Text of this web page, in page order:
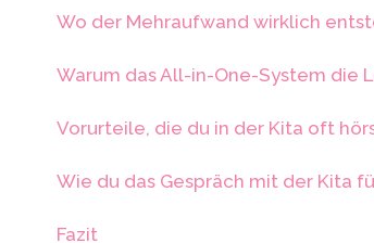
Wo der Mehraufwand wirklich
Warum das All-in-One-System die
Vorurteile, die du in der Kita oft
Wie du das Gespräch mit der Kita
Fazit